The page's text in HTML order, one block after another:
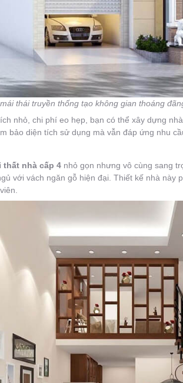
thái truyền thống tạo không gian thoáng
nhỏ, chi phí eo hẹp, bạn có thể xây dựng
bảo diện tích sử dụng mà vẫn đáp ứng nhu
thất nhà cấp 4 nhỏ gọn nhưng vô cùng sang
với vách ngăn gỗ hiện đại. Thiết kế nhà này